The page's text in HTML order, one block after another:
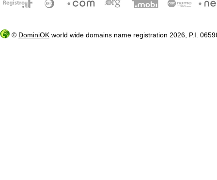
© DominiOK world wide domains name registration 2026, P.I.